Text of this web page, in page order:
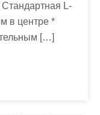
Стандартная L-
в центре *
[…]